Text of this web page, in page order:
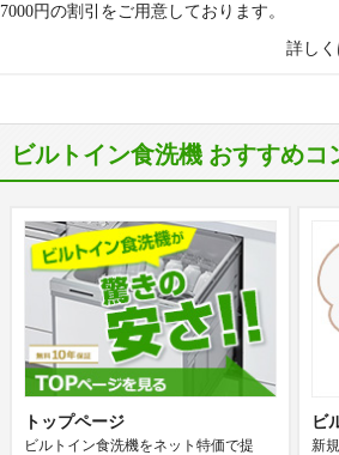
7000円の割引をご用意しております。
詳し
ビルトイン食洗機 おすすめコ
トップページ
ビルトイン食洗機をネット特価で提
ビ
新